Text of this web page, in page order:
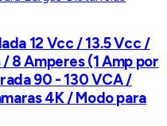
12 Vcc / 13.5 Vcc /
8 Amperes (1 Amp por
90 - 130 VCA /
4K / Modo para